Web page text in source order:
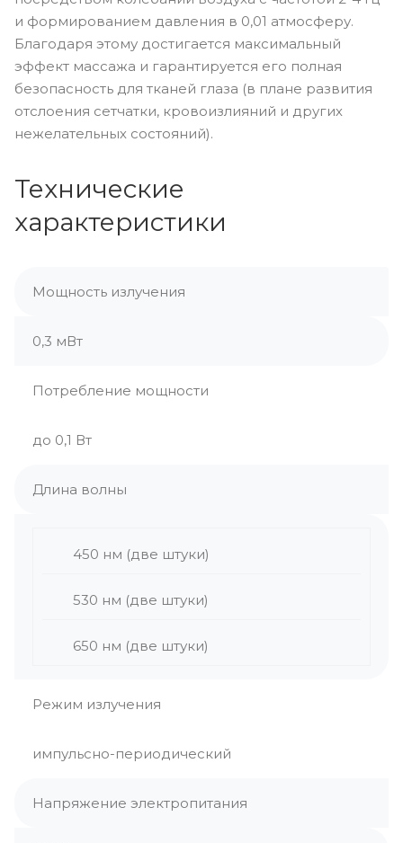
и формированием давления в 0,01 атмосферу.
Благодаря этому достигается максимальный
эффект массажа и гарантируется его полная
безопасность для тканей глаза (в плане развития
отслоения сетчатки, кровоизлияний и других
нежелательных состояний).
Технические
характеристики
Мощность излучения
0,3 мВт
Потребление мощности
до 0,1 Вт
Длина волны
450 нм (две штуки)
530 нм (две штуки)
650 нм (две штуки)
Режим излучения
импульсно-периодический
Напряжение электропитания